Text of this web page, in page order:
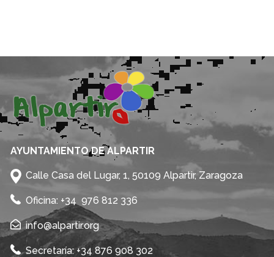
AYUNTAMIENTO DE ALPARTIR
Calle Casa del Lugar, 1, 50109 Alpartir, Zaragoza
Oficina: +34 976 812 336
info@alpartir.org
Secretaría: +34 876 908 302